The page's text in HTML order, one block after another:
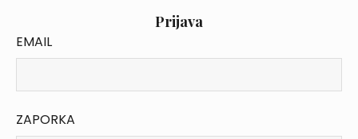
Prijava
EMAIL
ZAPORKA